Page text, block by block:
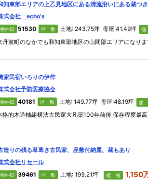
知東部エリアの上乙見地区にある清流沿いにある蔵つ
式会社 echo's
物件ID 51530 坪 数 土地: 243.75坪 母屋:41.49坪
家民宿いろりの伊作
式会社予防医療協会
物件ID 40181 坪 数 土地: 149.77坪 母屋:48.19坪 価
格的木造軸組構法古民家大凡築100年前後 保存程度最高
造りの残る草葺き古民家、座敷付納屋、蔵もあり
式会社リセール
物件ID 39461 坪 数 土地: 193.21坪 価 格 1,150